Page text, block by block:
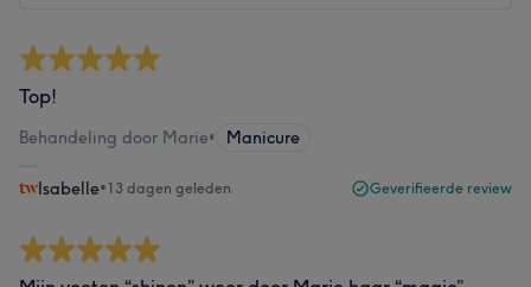
Top!
Behandeling door Marie• Manicure
Isabelle•13 dagen geleden Geverifieerde review